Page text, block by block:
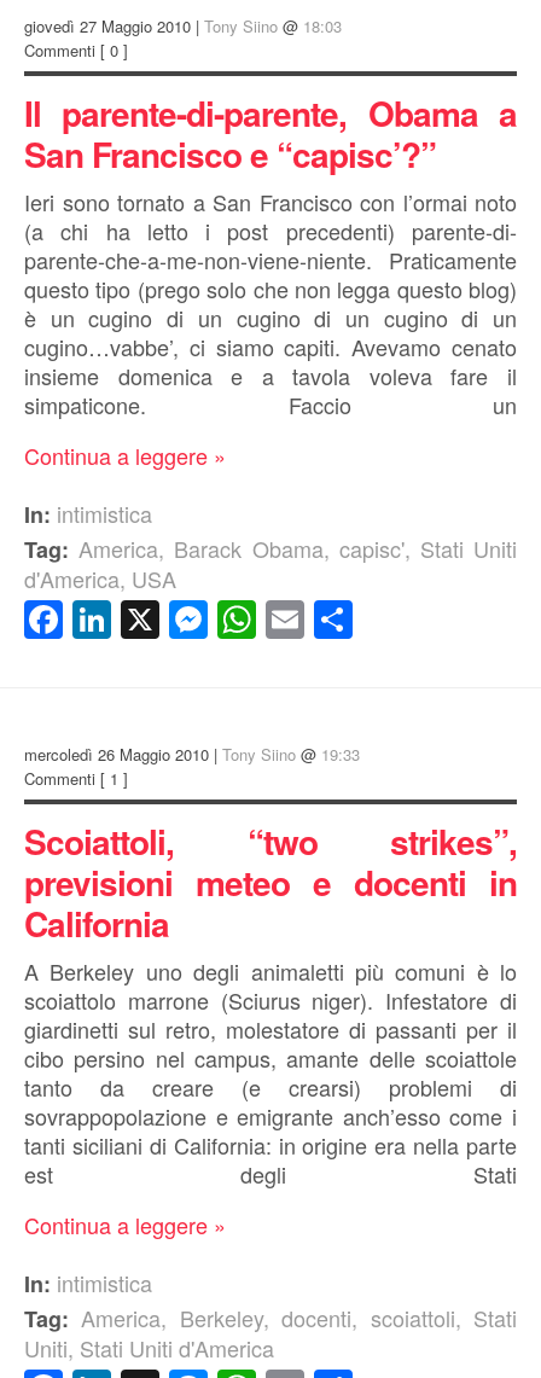
giovedì 27 Maggio 2010 | Tony Siino @ 18:03
Commenti [ 0 ]
Il parente-di-parente, Obama a
San Francisco e “capisc’?”
Ieri sono tornato a San Francisco con l’ormai noto
(a chi ha letto i post precedenti) parente-di-
parente-che-a-me-non-viene-niente. Praticamente
questo tipo (prego solo che non legga questo blog)
è un cugino di un cugino di un cugino di un
cugino…vabbe’, ci siamo capiti. Avevamo cenato
insieme domenica e a tavola voleva fare il
simpaticone. Faccio un
Continua a leggere »
In: intimistica
Tag: America, Barack Obama, capisc', Stati Uniti
d'America, USA
Facebook
LinkedIn
X Messenger
WhatsApp
Email
mercoledì 26 Maggio 2010 | Tony Siino @ 19:33
Commenti [ 1 ]
Scoiattoli, “two strikes”,
previsioni meteo e docenti in
California
A Berkeley uno degli animaletti più comuni è lo
scoiattolo marrone (Sciurus niger). Infestatore di
giardinetti sul retro, molestatore di passanti per il
cibo persino nel campus, amante delle scoiattole
tanto da creare (e crearsi) problemi di
sovrappopolazione e emigrante anch’esso come i
tanti siciliani di California: in origine era nella parte
est degli Stati
Continua a leggere »
In: intimistica
Tag: America, Berkeley,docenti, scoiattoli, Stati
Uniti, Stati Uniti d'America